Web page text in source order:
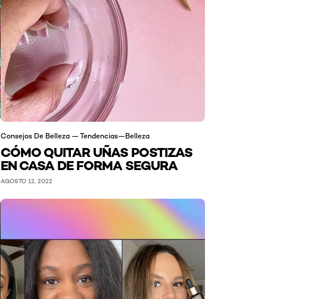
Consejos De Belleza — Tendencias—Belleza
CÓMO QUITAR UÑAS POSTIZAS
EN CASA DE FORMA SEGURA
AGOSTO 12, 2022